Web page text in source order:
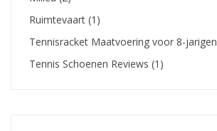
Ruimtevaart (1)
Tennisracket Maatvoering voor 8-jarigen
Tennis Schoenen Reviews (1)